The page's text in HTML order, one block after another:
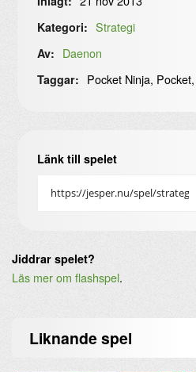
Kategori: Strategi
Av: Daenon
Taggar: Pocket Ninja,
Länk till spelet
Jiddrar spelet?
Läs mer om flashspel.
Liknandespel